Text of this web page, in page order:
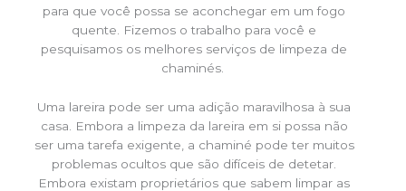
para que você possa se aconchegar em um fogo
quente. Fizemos o trabalho para você e
pesquisamos os melhores serviços de limpeza de
chaminés.
Uma lareira pode ser uma adição maravilhosa à sua
casa. Embora a limpeza da lareira em si possa não
ser uma tarefa exigente, a chaminé pode ter muitos
problemas ocultos que são difíceis de detetar.
Embora existam proprietários que sabem limpar as